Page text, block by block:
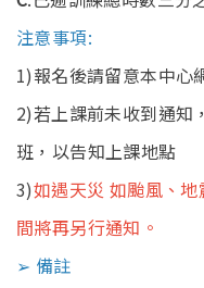
注意事項:
1)報名後請留意本中心
2)若上課前未收到通知
班，以告知上課地點
3)如遇天災 如颱風、
間將再另行通知。
➢ 備註